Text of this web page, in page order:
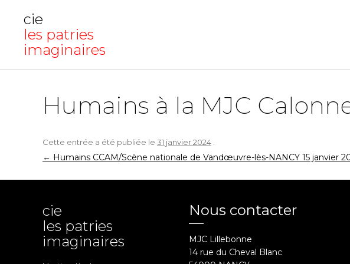
cie
les patries
imaginaires
Humains à la MJC
Cette entrée a été publiée le 31 janvier 2024
Navigation
des
← Humains CCAM/Scène nationale de Vandœuvre-lès-NANCY 15 janvier
cie
les patries
imaginaires
Nous contacter
MJC Lillebonne
14 rue du Cheval Blanc